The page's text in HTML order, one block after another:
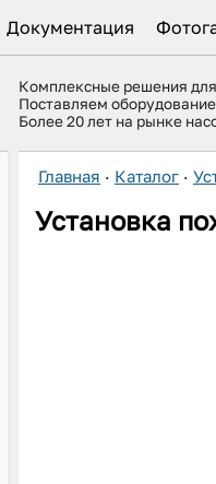
Документация
Комплексные решения
Поставляем
Более 20 лет на рынке
Главная · Каталог ·
Установка